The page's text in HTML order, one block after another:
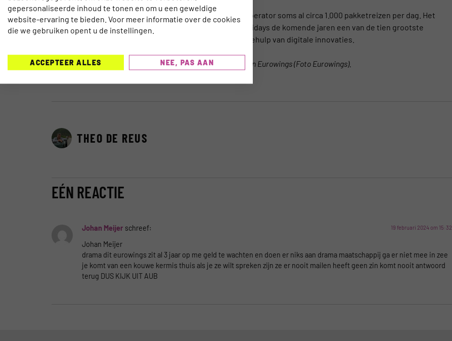
Eurowings verkoopt via zijn snelgroeiende online-touroperator soms al circa 1.000 pakketreizen per dag. Het
bedrijf heeft zich ten doel gesteld om van Eurowings Holidays de komende jaren een van de tien grootste
touroperatormerken in Duitsland te maken, vooral met behulp van digitale innovaties.
Foto: Karlheinz Kögel, CEO van HLX, en Jens Bischof, CEO van Eurowings (Foto Eurowings).
THEO DE REUS
EÉN REACTIE
Johan Meijer schreef: 19 februari 2024 om 15:32
Johan Meijer
drama dit eurowings zit al 3 jaar op me geld te wachten en doen er niks aan drama maatschappij ga er niet mee in zee
je komt van een kouwe kermis thuis als je ze wilt spreken zijn ze er nooit mailen heeft geen zin komt nooit antwoord
terug DUS KIJK UIT AUB
gepersonaliseerde inhoud te tonen en om u een geweldige
website-ervaring te bieden. Voor meer informatie over de cookies
die we gebruiken opent u de instellingen.
ACCEPTEER ALLES NEE, PAS AAN